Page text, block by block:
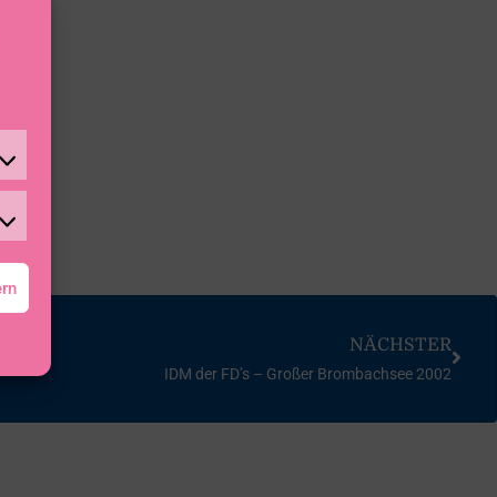
NÄCHSTER
IDM der FD’s – Großer Brombachsee 2002